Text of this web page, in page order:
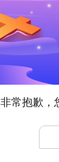
非常抱歉，